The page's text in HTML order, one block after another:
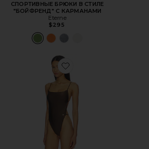
СПОРТИВНЫЕ БРЮКИ В СТИЛЕ
"БОЙФРЕНД" С КАРМАНАМИ
Eterne
$295
Favorite КУПАЛЬНИК BROOKS